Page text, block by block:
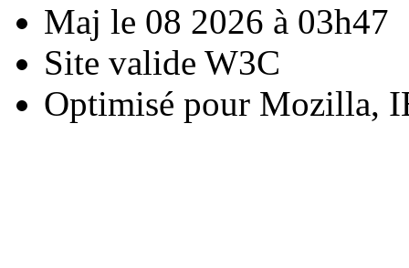
Maj le 08 2026 à 03h47
Site valide W3C
Optimisé pour Mozilla,